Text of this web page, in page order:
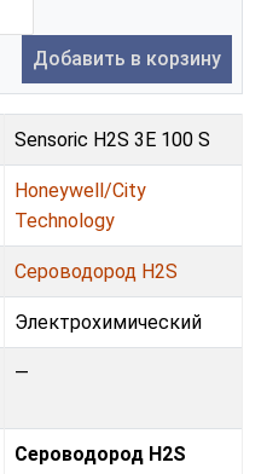
Добавить в корзину
Sensoric H2S 3E 100 S
Honeywell/City
Technology
Сероводород H2S
Электрохимический
—
Сероводород H2S